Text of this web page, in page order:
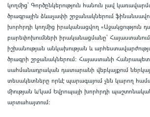
կողմից՝ Գործընկերություն հանուն լավ
ծրագրային ձևաչափի շրջանակներում
խորհրդի կողմից իրականացվող «Աջակցություն
բարեփոխումների իրականացմանը`
իշխանության անկախության և
ծրագրի շրջանակներում: Հայաստանի
սահմանադրական դատարանի վեբկայքում
տեսակետները որևէ պարագայում չեն կարող
միության և/կամ Եվրոպայի խորհրդի
արտահայտում: